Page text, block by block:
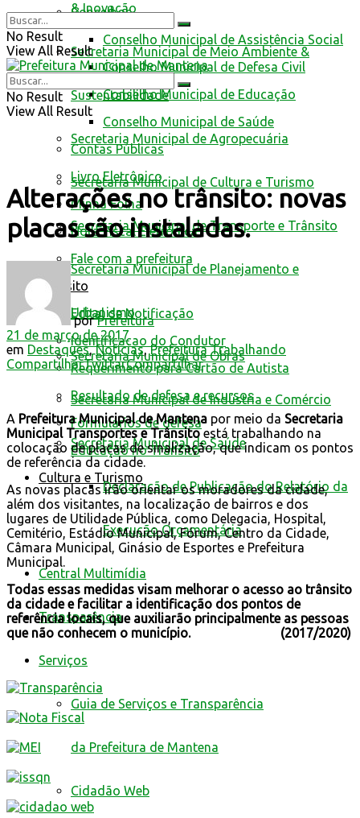
Conselhos
Conselho Municipal de Assistência Social
Conselho Municipal de Defesa Civil
Conselho Municipal de Educação
Conselho Municipal de Saúde
Contas Públicas
Livro Eletrônico
Minha Folha
Nota Fiscal Eletrônica
Fale com a prefeitura
Trânsito
Edital de Notificação
Identificacao do Condutor
Requerimento para Cartão de Autista
Resultado de defesa e recursos
Formulários de defesa
Educação no Trânsito
Cultura e Turismo
& Inovação
Secretaria Municipal de Meio Ambiente &
Sustentabilidade
Secretaria Municipal de Agropecuária
Secretaria Municipal de Cultura e Turismo
Secretaria Municipal de Transporte e Trânsito
Secretaria Municipal de Planejamento e
Urbanismo
Secretaria Municipal de Obras
Secretaria Municipal de Indústria e Comércio
Secretaria Municipal de Saúde
Declaração de Publicação do Relatório da
Execução Orçamentária
Central Multimídia
Transparência
Serviços
Guia de Serviços e Transparência
da Prefeitura de Mantena
Cidadão Web
No Result
View All Result
No Result
View All Result
Alterações no trânsito: novas
placas são instaladas.
por Prefeitura
21 de março de 2017
em Destaques,Notícias,Prefeitura Trabalhando
CompartilharTwittarCompartilhar
A Prefeitura Municipal de Mantena por meio da Secretaria
Municipal Transportes e Trânsitoestá trabalhando na
colocação de placas de sinalização, que indicam os pontos
de referência da cidade.
As novas placas irão orientar os moradores da cidade,
além dos visitantes, na localização de bairros e dos
lugares de Utilidade Pública, como Delegacia, Hospital,
Cemitério, Estádio Municipal, Fórum, Centro da Cidade,
Câmara Municipal, Ginásio de Esportes e Prefeitura
Municipal.
Todas essas medidas visam melhorar o acesso ao trânsito
da cidade e facilitar a identificação dos pontos de
referência locais, que auxiliarão principalmente as pessoas
que não conhecem o município.
(2017/2020)